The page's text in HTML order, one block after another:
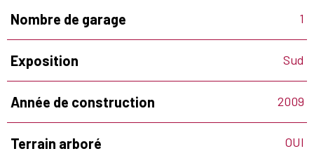
Nombre de garage 1
Exposition Sud
Année de construction 2009
Terrain arboré OUI